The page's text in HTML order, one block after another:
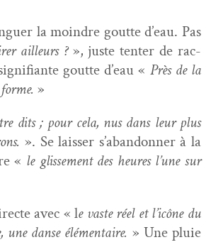
la moin­dre goutte d’eau. Pas
ailleurs ?», juste ten­ter de rac­
goutte d’eau « Près de la
»
dits ; pour cela, nus dans leur plus
». Se laiss­er s’a­ban­don­ner à la
« le glisse­ment des heures l’une sur
avec « le vaste réel et l’icône du
danse élé­men­taire. » Une pluie